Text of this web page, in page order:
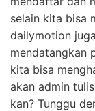
selain kita bisa
dailymotion
mendatangkan
kita bisa
akan admin
kan? Tunggu